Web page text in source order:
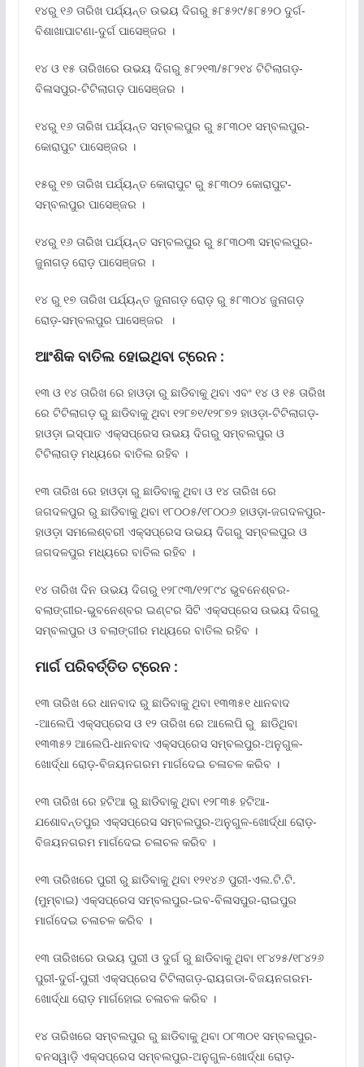
୧୪ରୁ ୧୬ ତାରିଖ ପର୍ଯ୍ୟନ୍ତ ଉଭୟ ଦିଗରୁ ୫୮୫୨୯/୫୮୫୨୦ ଦୁର୍ଗ-
ବିଶାଖାପାଟଣା-ଦୁର୍ଗ ପାସେଞ୍ଜର ।
୧୪ ଓ ୧୫ ତାରିଖରେ ଉଭୟ ଦିଗରୁ ୫୮୨୧୩/୫୮୨୧୪ ଟିଟିଲାଗଡ଼-
ବିଳାସପୁର-ଟିଟିଲାଗଡ଼ ପାସେଞ୍ଜର ।
୧୪ରୁ ୧୬ ତାରିଖ ପର୍ଯ୍ୟନ୍ତ ସମ୍ବଲପୁର ରୁ ୫୮୩୦୧ ସମ୍ବଲପୁର-
କୋରାପୁଟ ପାସେଞ୍ଜର ।
୧୫ରୁ ୧୭ ତାରିଖ ପର୍ଯ୍ୟନ୍ତ କୋରାପୁଟ ରୁ ୫୮୩୦୨ କୋରାପୁଟ-
ସମ୍ବଲପୁର ପାସେଞ୍ଜର ।
୧୪ରୁ ୧୬ ତାରିଖ ପର୍ଯ୍ୟନ୍ତ ସମ୍ବଲପୁର ରୁ ୫୮୩୦୩ ସମ୍ବଲପୁର-
ଜୁନାଗଡ଼ ରୋଡ଼ ପାସେଞ୍ଜର ।
୧୪ ରୁ ୧୭ ତାରିଖ ପର୍ଯ୍ୟନ୍ତ ଜୁନାଗଡ଼ ରୋଡ଼ ରୁ ୫୮୩୦୪ ଜୁନାଗଡ଼
ରୋଡ଼-ସମ୍ବଲପୁର ପାସେଞ୍ଜର ।
ଆଂଶିକ ବାତିଲ ହୋଇଥିବା ଟ୍ରେନ :
୧୩ ଓ ୧୪ ତାରିଖ ରେ ହାଓଡ଼ା ରୁ ଛାଡିବାକୁ ଥିବା ଏବଂ ୧୪ ଓ ୧୫ ତାରିଖ
ରେ ଟିଟିଲାଗଡ଼ ରୁ ଛାଡିବାକୁ ଥିବା ୧୨୮୭୧/୧୨୮୭୨ ହାଓଡ଼ା-ଟିଟିଲାଗଡ଼-
ହାଓଡ଼ା ଇସ୍ପାତ ଏକ୍ସପ୍ରେସ ଉଭୟ ଦିଗରୁ ସମ୍ବଲପୁର ଓ
ଟିଟିଲାଗଡ଼ ମଧ୍ୟରେ ବାତିଲ ରହିବ ।
୧୩ ତାରିଖ ରେ ହାଓଡ଼ା ରୁ ଛାଡିବାକୁ ଥିବା ଓ ୧୪ ତାରିଖ ରେ
ଜଗଦଳପୁର ରୁ ଛାଡିବାକୁ ଥିବା ୧୮୦୦୫/୧୮୦୦୬ ହାଓଡ଼ା-ଜଗଦଳପୁର-
ହାଓଡ଼ା ସମଲେଶ୍ବରୀ ଏକ୍ସପ୍ରେସ ଉଭୟ ଦିଗରୁ ସମ୍ବଲପୁର ଓ
ଜଗଦଳପୁର ମଧ୍ୟରେ ବାତିଲ ରହିବ ।
୧୪ ତାରିଖ ଦିନ ଉଭୟ ଦିଗରୁ ୧୨୮୯୩/୧୨୮୯୪ ଭୁବନେଶ୍ବର-
ବଲାଙ୍ଗୀର-ଭୁବନେଶ୍ବର ଇଣ୍ଟର ସିଟି ଏକ୍ସପ୍ରେସ ଉଭୟ ଦିଗରୁ
ସମ୍ବଲପୁର ଓ ବଲାଙ୍ଗୀର ମଧ୍ୟରେ ବାତିଲ ରହିବ ।
ମାର୍ଗ ପରିବର୍ତ୍ତିତ ଟ୍ରେନ :
୧୩ ତାରିଖ ରେ ଧାନବାଦ ରୁ ଛାଡିବାକୁ ଥିବା ୧୩୩୫୧ ଧାନବାଦ
-ଆଲେପି ଏକ୍ସପ୍ରେସ ଓ ୧୨ ତାରିଖ ରେ ଆଲେପି ରୁ ଛାଡିଥିବା
୧୩୩୫୨ ଆଲେପି-ଧାନବାଦ ଏକ୍ସପ୍ରେସ ସମ୍ବଲପୁର-ଅନୁଗୁଳ-
ଖୋର୍ଦ୍ଧା ରୋଡ଼-ବିଜୟନଗରମ ମାର୍ଗଦେଇ ଚଳାଚଳ କରିବ ।
୧୩ ତାରିଖ ରେ ହଟିଆ ରୁ ଛାଡିବାକୁ ଥିବା ୧୨୮୩୫ ହଟିଆ-
ଯଶୋବନ୍ତପୁର ଏକ୍ସପ୍ରେସ ସମ୍ବଲପୁର-ଅନୁଗୁଳ-ଖୋର୍ଦ୍ଧା ରୋଡ଼-
ବିଜୟନଗରମ ମାର୍ଗଦେଇ ଚଳାଚଳ କରିବ ।
୧୩ ତାରିଖରେ ପୁରୀ ରୁ ଛାଡିବାକୁ ଥିବା ୧୨୧୪୬ ପୁରୀ-ଏଲ.ଟି.ଟି.
(ମୁମ୍ବାଇ) ଏକ୍ସପ୍ରେସ ସମ୍ବଲପୁର-ଇବ-ବିଳାସପୁର-ରାଇପୁର
ମାର୍ଗଦେଇ ଚଳାଚଳ କରିବ ।
୧୩ ତାରିଖରେ ଉଭୟ ପୁରୀ ଓ ଦୁର୍ଗ ରୁ ଛାଡିବାକୁ ଥିବା ୧୮୪୨୫/୧୮୪୨୬
ପୁରୀ-ଦୁର୍ଗ-ପୁରୀ ଏକ୍ସପ୍ରେସ ଟିଟିଲାଗଡ଼-ରାୟଗଡା-ବିଜୟନଗରମ-
ଖୋର୍ଦ୍ଧା ରୋଡ଼ ମାର୍ଗହୋଇ ଚଳାଚଳ କରିବ ।
୧୪ ତାରିଖରେ ସମ୍ବଲପୁର ରୁ ଛାଡିବାକୁ ଥିବା ୦୮୩୦୧ ସମ୍ବଲପୁର-
ବନସୱାଡ଼ି ଏକ୍ସପ୍ରେସ ସମ୍ବଲପୁର-ଅନୁଗୁଳ-ଖୋର୍ଦ୍ଧା ରୋଡ଼-